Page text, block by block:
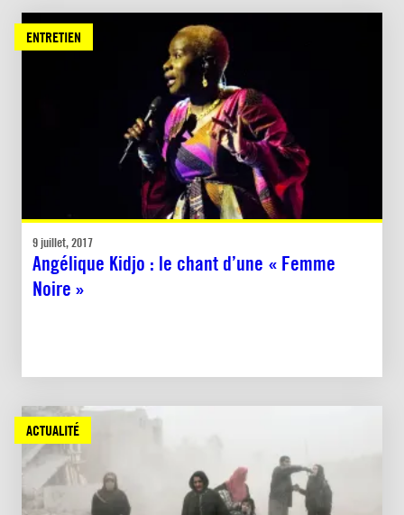
ENTRETIEN
9 juillet, 2017
Angélique Kidjo : le chant d’une « Femme
Noire »
ACTUALITÉ